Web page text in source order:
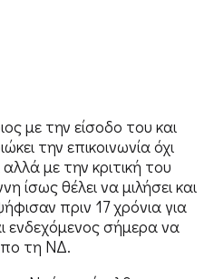
με την είσοδο του και
την επικοινωνία όχι
με την κριτική του
ίσως θέλει να μιλήσει και
πριν 17 χρόνια για
ενδεχόμενος σήμερα να
τη ΝΔ.